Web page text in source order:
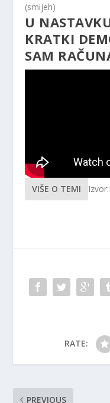
(smijeh)
U
KRATKI
SAM
VIŠE O TEMI
RATE:
PREVIOUS